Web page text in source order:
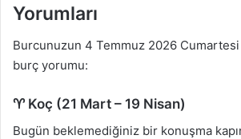
Yorumları
Burcunuzun 4 Temmuz 2026
burç yorumu:
♈ Koç (21 Mart – 19 Nisan)
Bugün beklemediğiniz bir konuşma